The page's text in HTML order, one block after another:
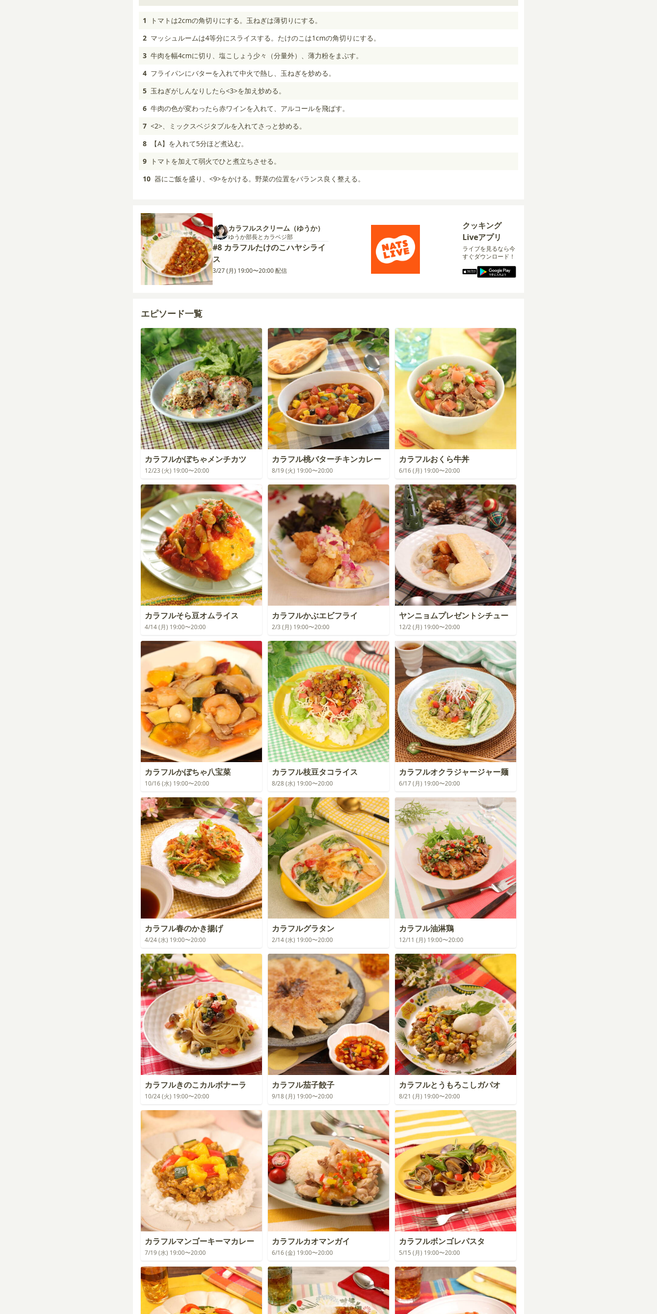
1
トマトは2cmの角切りにする。玉ねぎは薄切りにする。
2 マッシュルームは4等分にスライスする。たけのこは1cmの角切りにする。
3 牛肉を幅4cmに切り、塩こしょう少々（分量外）、薄力粉をまぶす。
4 フライパンにバターを入れて中火で熱し、玉ねぎを炒める。
5 玉ねぎがしんなりしたら<3>を加え炒める。
6 牛肉の色が変わったら赤ワインを入れて、アルコールを飛ばす。
7 <2>、ミックスベジタブルを入れてさっと炒める。
8
【A】を入れて5分ほど煮込む。
9
トマトを加えて弱火でひと煮立ちさせる。
10 器にご飯を盛り、<9>をかける。野菜の位置をバランス良く整える。
カラフルスクリーム（ゆうか）
ゆうか部長とカラベジ部
#8 カラフルたけのこハヤシライ
ス
3/27 (月) 19:00〜20:00 配信
クッキング
Liveアプリ
ライブを見るなら今
すぐダウンロード！
エピソード一覧
カラフルかぼちゃメンチカツ
12/23 (火) 19:00〜20:00
カラフル桃バターチキンカレー
8/19 (火) 19:00〜20:00
カラフルおくら牛丼
6/16 (月) 19:00〜20:00
カラフルそら豆オムライス
4/14 (月) 19:00〜20:00
カラフルかぶエビフライ
2/3 (月) 19:00〜20:00
ヤンニョムプレゼントシチュー
12/2 (月) 19:00〜20:00
カラフルかぼちゃ八宝菜
10/16 (水) 19:00〜20:00
カラフル枝豆タコライス
8/28 (水) 19:00〜20:00
カラフルオクラジャージャー麺
6/17 (月) 19:00〜20:00
カラフル春のかき揚げ
4/24 (水) 19:00〜20:00
カラフルグラタン
2/14 (水) 19:00〜20:00
カラフル油淋鶏
12/11 (月) 19:00〜20:00
カラフルきのこカルボナーラ
10/24 (火) 19:00〜20:00
カラフル茄子餃子
9/18 (月) 19:00〜20:00
カラフルとうもろこしガパオ
8/21 (月) 19:00〜20:00
カラフルマンゴーキーマカレー
7/19 (水) 19:00〜20:00
カラフルカオマンガイ
6/16 (金) 19:00〜20:00
カラフルボンゴレパスタ
5/15 (月) 19:00〜20:00